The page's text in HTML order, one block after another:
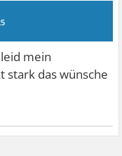
mein
stark das wünsche